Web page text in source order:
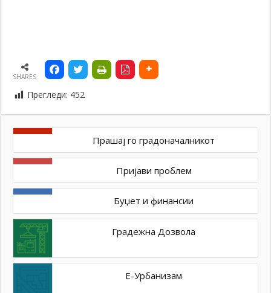
SHARES
Прегледи: 452
Прашај го градоначалникот
Пријави проблем
Буџет и финансии
Градежна Дозвола
Е-Урбанизам